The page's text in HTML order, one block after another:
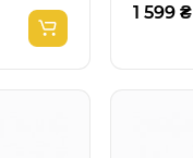
1 599 ₴